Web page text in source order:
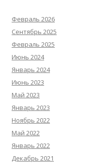
Февраль 2026
Сентябрь 2025
Февраль 2025
Июнь 2024
Январь 2024
Июнь 2023
Май 2023
Январь 2023
Ноябрь 2022
Май 2022
Январь 2022
Декабрь 2021